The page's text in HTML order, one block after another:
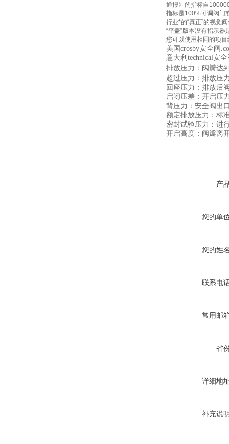
通报》的指标自
指标是100%可调阀门
行业*的“真正”的视觉
“平盖”版本没有指示
您可以使用相同的项
美国crosby安全阀
意大利technical安全
排放压力：阀瓣达
超过压力：排放压
回座压力：排放后
启闭压差：开启压
背压力：安全阀出
额定排放压力：标
密封试验压力：进
开启高度：阀瓣离
产
您的单
您的姓
联系电
常用邮
省
详细地
补充说